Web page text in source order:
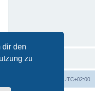
dir den
zu
UTC+02:00